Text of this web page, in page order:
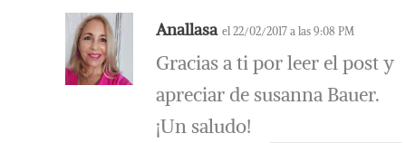
Anallasa el 22/02/2017 a las 9:08 PM
Gracias a ti por leer el post y
apreciar de susanna Bauer.
¡Un saludo!